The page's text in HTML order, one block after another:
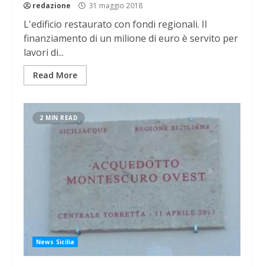
redazione 31 maggio 2018
L'edificio restaurato con fondi regionali. Il
finanziamento di un milione di euro è servito per
lavori di...
Read More
2 MIN READ
News Sicilia